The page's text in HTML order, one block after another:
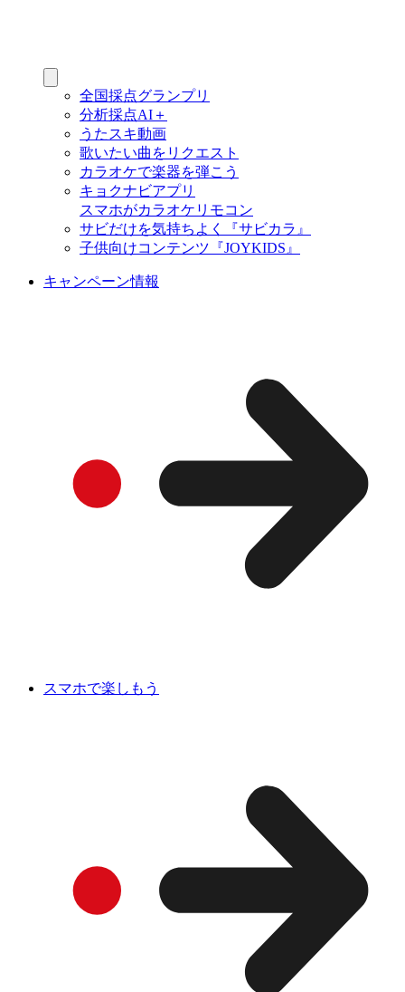
全国採点グランプリ
分析採点AI＋
うたスキ動画
歌いたい曲をリクエスト
カラオケで楽器を弾こう
キョクナビアプリ
スマホがカラオケリモコン
サビだけを気持ちよく『サビカラ』
子供向けコンテンツ『JOYKIDS』
キャンペーン情報
スマホで楽しもう